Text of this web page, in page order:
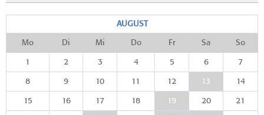
AUGUST
Mo Di Mi Do Fr Sa So
1 2 3 4 5 6 7
8 9 10 11 12 13 14
15 16 17 18 19 20 21